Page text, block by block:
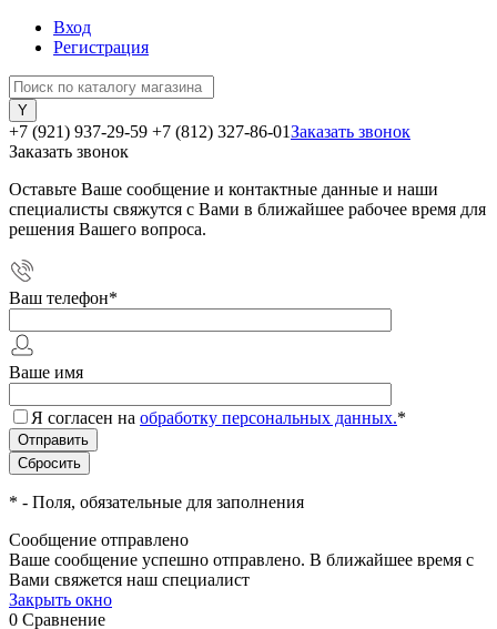
Вход
Регистрация
+7 (921) 937-29-59 +7 (812) 327-86-01Заказать звонок
Заказать звонок
Оставьте Ваше сообщение и контактные данные и наши
специалисты свяжутся с Вами в ближайшее рабочее время для
решения Вашего вопроса.
Ваш телефон*
Ваше имя
Я согласен на обработку персональных данных.*
* - Поля, обязательные для заполнения
Сообщение отправлено
Ваше сообщение успешно отправлено. В ближайшее время с
Вами свяжется наш специалист
Закрыть окно
0 Сравнение